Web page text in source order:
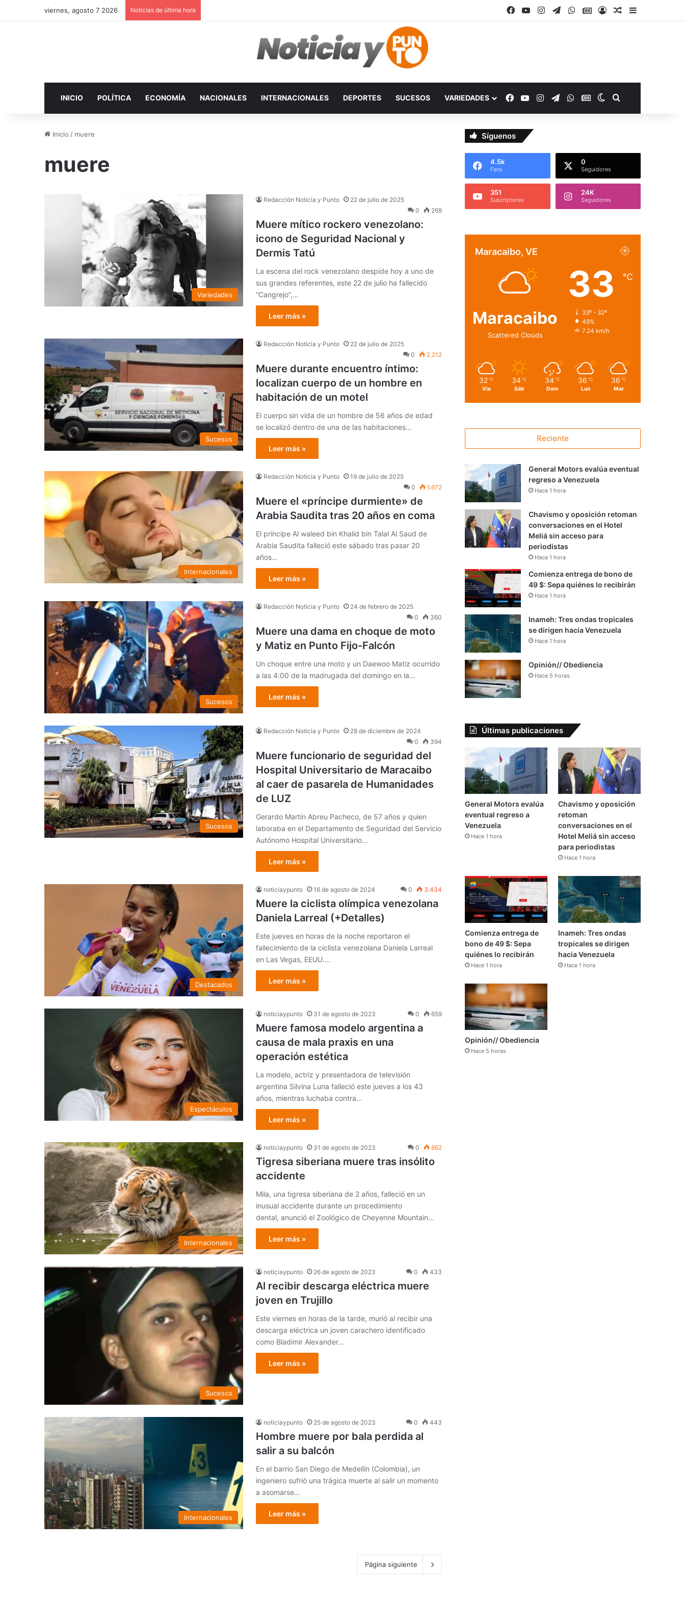
viernes, agosto 7 2026 Noticias de última hora Facebook
YouTubeInstagram
TelegramWhatsApp
Google Noticias
AccesoPublicación al
Barra lateral
INICIO POLÍTICA ECONOMÍA NACIONALES INTERNACIONALES DEPORTES SUCESOS VARIEDADES Facebook
YouTubeInstagram
Telegram
WhatsApp
Google Noticias
Switch skin
Inicio / muere
muere
Variedades
Redacción Noticia y Punto
22 de julio de 2025
0
269
Muere mítico rockero venezolano:
icono de Seguridad Nacional y
Dermis Tatú
La escena del rock venezolano despide hoy a uno de
sus grandes referentes, este 22 de julio ha fallecido
“Cangrejo”,…
Leer más »
Sucesos
Redacción Noticia y Punto
22 de julio de 2025
0
2.212
Muere durante encuentro íntimo:
localizan cuerpo de un hombre en
habitación de un motel
El cuerpo sin vida de un hombre de 56 años de edad
se localizó dentro de una de las habitaciones…
Leer más »
Internacionales
Redacción Noticia y Punto
19 de julio de 2025
0
1.672
Muere el «príncipe durmiente» de
Arabia Saudita tras 20 años en coma
El príncipe Al waleed bin Khalid bin Talal Al Saud de
Arabia Saudita falleció este sábado tras pasar 20
años…
Leer más »
Sucesos
Redacción Noticia y Punto
24 de febrero de 2025
0
360
Muere una dama en choque de moto
y Matiz en Punto Fijo-Falcón
Un choque entre una moto y un Daewoo Matiz ocurrido
a las 4:00 de la madrugada del domingo en la…
Leer más »
Sucesos
Redacción Noticia y Punto
28 de diciembre de 2024
0
394
Muere funcionario de seguridad del
Hospital Universitario de Maracaibo
al caer de pasarela de Humanidades
de LUZ
Gerardo Martín Abreu Pacheco, de 57 años y quien
laboraba en el Departamento de Seguridad del Servicio
Autónomo Hospital Universitario…
Leer más »
Destacados
noticiaypunto 16 de agosto de 2024 0 3.434
Muere la ciclista olímpica venezolana
Daniela Larreal (+Detalles)
Este jueves en horas de la noche reportaron el
fallecimiento de la ciclista venezolana Daniela Larreal
en Las Vegas, EEUU.…
Leer más »
Espectáculos
noticiaypunto 31 de agosto de 2023 0 659
Muere famosa modelo argentina a
causa de mala praxis en una
operación estética
La modelo, actriz y presentadora de televisión
argentina Silvina Luna falleció este jueves a los 43
años, mientras luchaba contra…
Leer más »
Internacionales
noticiaypunto 31 de agosto de 2023 0 862
Tigresa siberiana muere tras insólito
accidente
Mila, una tigresa siberiana de 2 años, falleció en un
inusual accidente durante un procedimiento
dental, anunció el Zoológico de Cheyenne Mountain…
Leer más »
Sucesos
noticiaypunto 26 de agosto de 2023 0 433
Al recibir descarga eléctrica muere
joven en Trujillo
Este viernes en horas de la tarde, murió al recibir una
descarga eléctrica un joven carachero identificado
como Bladimir Alexander…
Leer más »
Internacionales
noticiaypunto 25 de agosto de 2023 0 443
Hombre muere por bala perdida al
salir a su balcón
En el barrio San Diego de Medellín (Colombia), un
ingeniero sufrió una trágica muerte al salir un momento
a asomarse…
Leer más »
Página siguiente
Síguenos
4.5k
Fans
0
Seguidores
351
Suscriptores
24K
Seguidores
Maracaibo, VE
Maracaibo
Scattered Clouds
33 ℃
33º - 32º
49%
7.24 km/h
32 ℃
Vie
34 ℃
Sáb
34 ℃
Dom
36 ℃
Lun
36 ℃
Mar
Reciente
General Motors evalúa eventual
regreso a Venezuela
Hace 1 hora
Chavismo y oposición retoman
conversaciones en el Hotel
Meliá sin acceso para
periodistas
Hace 1 hora
Comienza entrega de bono de
49 $: Sepa quiénes lo recibirán
Hace 1 hora
Inameh: Tres ondas tropicales
se dirigen hacia Venezuela
Hace 1 hora
Opinión// Obediencia
Hace 5 horas
Últimas publicaciones
General Motors evalúa
eventual regreso a
Venezuela
Hace 1 hora
Chavismo y oposición
retoman
conversaciones en el
Hotel Meliá sin acceso
para periodistas
Hace 1 hora
Comienza entrega de
bono de 49 $: Sepa
quiénes lo recibirán
Hace 1 hora
Inameh: Tres ondas
tropicales se dirigen
hacia Venezuela
Hace 1 hora
Opinión// Obediencia
Hace 5 horas